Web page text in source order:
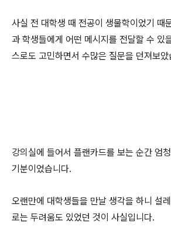
사실 전 대학생 때 전공이 생물학이었기 때
과 학생들에게 어떤 메시지를 전달할 수 있
스로도 고민하면서 수많은 질문을 던져보았
강의실에 들어서 플랜카드를 보는 순간 엄
기분이었습니다.
오랜만에 대학생들을 만날 생각을 하니 설
로는 두려움도 있었던 것이 사실입니다.